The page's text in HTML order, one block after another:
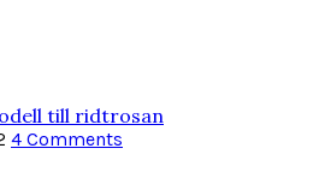
till ridtrosan
4 Comments